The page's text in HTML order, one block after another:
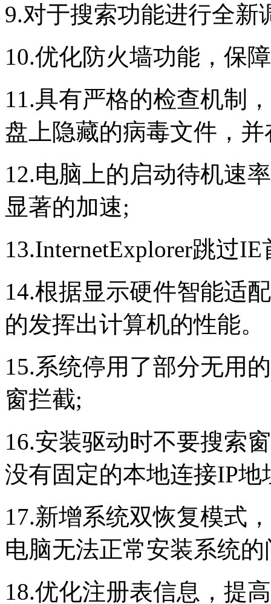
9.对于搜索功能进行全新
10.优化防火墙功能，保
11.具有严格的检查机制
盘上隐藏的病毒文件，
12.电脑上的启动待机速
显著的加速;
13.InternetExplorer跳过
14.根据显示硬件智能适
的发挥出计算机的性能。
15.系统停用了部分无用
窗拦截;
16.安装驱动时不要搜索
没有固定的本地连接IP地
17.新增系统双恢复模式
电脑无法正常安装系统的
18.优化注册表信息，提